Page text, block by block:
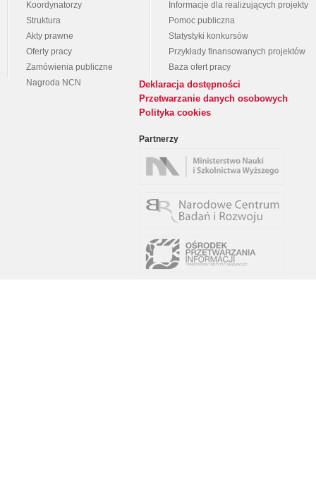
Koordynatorzy
Struktura
Akty prawne
Oferty pracy
Zamówienia publiczne
Nagroda NCN
Informacje dla realizujących projekty
Pomoc publiczna
Statystyki konkursów
Przykłady finansowanych projektów
Baza ofert pracy
Deklaracja dostępności
Przetwarzanie danych osobowych
Polityka cookies
Partnerzy